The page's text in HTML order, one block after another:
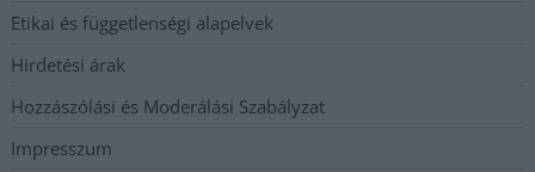
Etikai és függetlenségi alapelvek
Hirdetési árak
Hozzászólási és Moderálási Szabályzat
Impresszum